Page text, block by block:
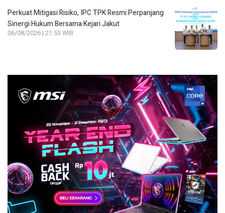
Perkuat Mitigasi Risiko, IPC TPK Resmi Perpanjang
Sinergi Hukum Bersama Kejari Jakut
06/08/2026 | 21:53 WIB